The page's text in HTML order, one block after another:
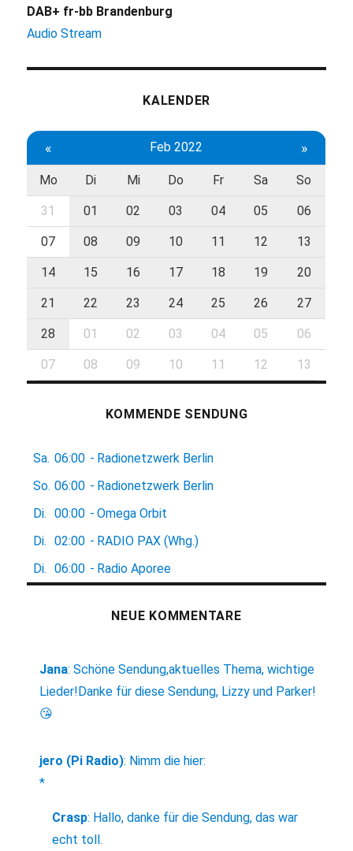
DAB+ fr-bb Brandenburg
Audio Stream
KALENDER
« Feb 2022 »
Mo Di Mi Do Fr Sa So
31 01 02 03 04 05 06
07 08 09 10 11 12 13
14 15 16 17 18 19 20
21 22 23 24 25 26 27
28 01 02 03 04 05 06
07 08 09 10 11 12 13
KOMMENDE SENDUNG
Sa. 06:00 - Radionetzwerk Berlin
So. 06:00 - Radionetzwerk Berlin
Di.
00:00 - Omega Orbit
Di.
02:00 - RADIO PAX (Whg.)
Di.
06:00 - Radio Aporee
NEUE KOMMENTARE
Jana:Schöne Sendung,aktuelles Thema, wichtige
Lieder!Danke für diese Sendung, Lizzy und Parker!
😘
jero (Pi Radio): Nimm die hier:
*
Crasp: Hallo, danke für die Sendung, das war
echt toll.